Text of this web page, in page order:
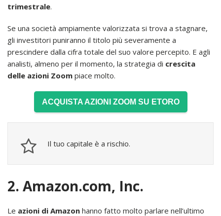
trimestrale.
Se una società ampiamente valorizzata si trova a stagnare,
gli investitori puniranno il titolo più severamente a
prescindere dalla cifra totale del suo valore percepito. E agli
analisti, almeno per il momento, la strategia di crescita
delle azioni Zoom piace molto.
ACQUISTA AZIONI ZOOM SU ETORO
Il tuo capitale è a rischio.
2. Amazon.com, Inc.
Le azioni di Amazon hanno fatto molto parlare nell’ultimo